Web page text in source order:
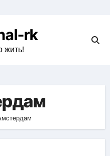
rk
жить!